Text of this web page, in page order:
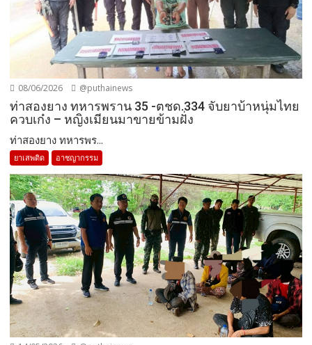
08/06/2026 @puthainews
ท่าสองยาง ทหารพราน 35 -ตชด.334 จับยาบ้าหนุ่มไทย
ควบเก๋ง – หญิงเมียนมาขายข้ามฝั่ง
ท่าสองยาง ทหารพร...
ยาเสพติด อาชญากรรม